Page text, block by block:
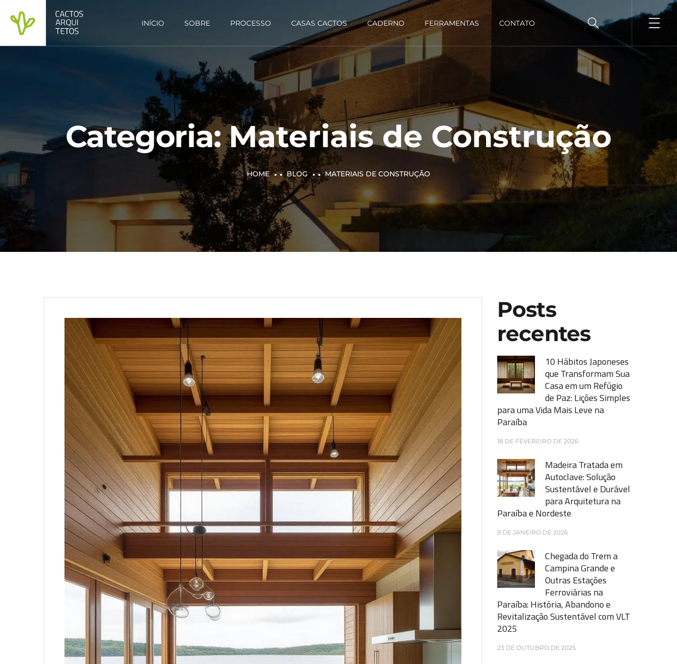
INÍCIO SOBRE PROCESSO CASAS CACTOS CADERNO FERRAMENTAS CONTATO
Categoria:Materiais de Construção
HOME BLOG MATERIAIS DE CONSTRUÇÃO
Posts
recentes
10 Hábitos Japoneses
que Transformam Sua
Casa em um Refúgio
de Paz: Lições Simples
para uma Vida Mais Leve na
Paraíba
18 DE FEVEREIRO DE 2026
Madeira Tratada em
Autoclave: Solução
Sustentável e Durável
para Arquitetura na
Paraíba e Nordeste
9 DE JANEIRO DE 2026
Chegada do Trem a
Campina Grande e
Outras Estações
Ferroviárias na
Paraíba: História, Abandono e
Revitalização Sustentável com VLT
2025
23 DE OUTUBRO DE 2025